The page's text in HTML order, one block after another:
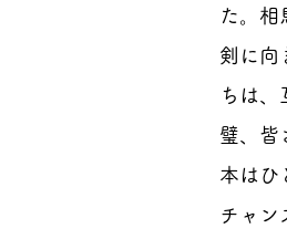
た。相
剣に向
ちは、
璧、皆
本はひ
チャン